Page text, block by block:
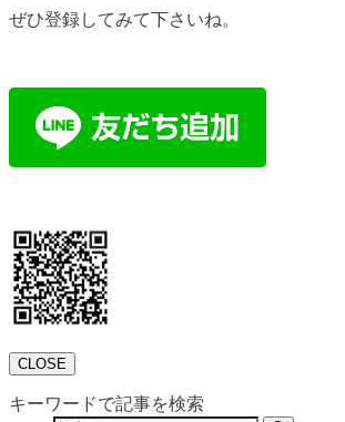
ぜひ登録してみて下さいね。
CLOSE
キーワードで記事を検索